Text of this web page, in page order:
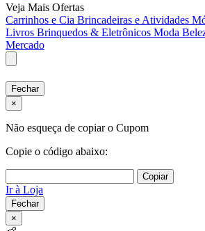
Veja Mais Ofertas
Carrinhos e Cia Brincadeiras e Atividades
Livros Brinquedos & Eletrônicos Moda
Mercado
Fechar
×
Não esqueça de copiar o Cupom
Copie o código abaixo:
Copiar
Ir à Loja
Fechar
×